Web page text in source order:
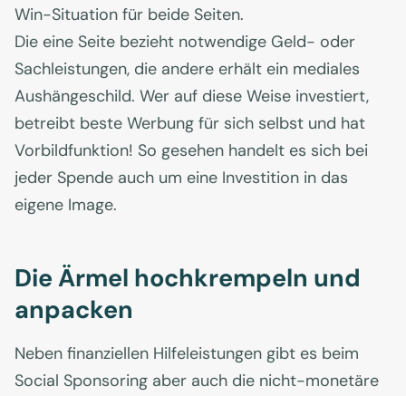
Win-Situation für beide Seiten.
Die eine Seite bezieht notwendige Geld- oder
Sachleistungen, die andere erhält ein mediales
Aushängeschild. Wer auf diese Weise investiert,
betreibt beste Werbung für sich selbst und hat
Vorbildfunktion! So gesehen handelt es sich bei
jeder Spende auch um eine Investition in das
eigene Image.
Die Ärmel hochkrempeln und
anpacken
Neben finanziellen Hilfeleistungen gibt es beim
Social Sponsoring aber auch die nicht-monetäre